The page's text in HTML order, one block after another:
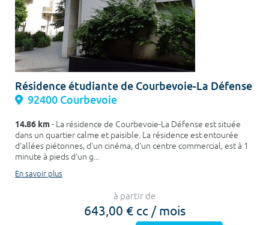
Résidence étudiante de Courbevoie-La Défense
92400 Courbevoie
14.86 km- La résidence de Courbevoie-La Défense est située
dans un quartier calme et paisible. La résidence est entourée
d’allées piétonnes, d'un cinéma, d’un centre commercial, est à 1
minute à pieds d'un g...
En savoir plus
à partir de
643,00 € cc / mois